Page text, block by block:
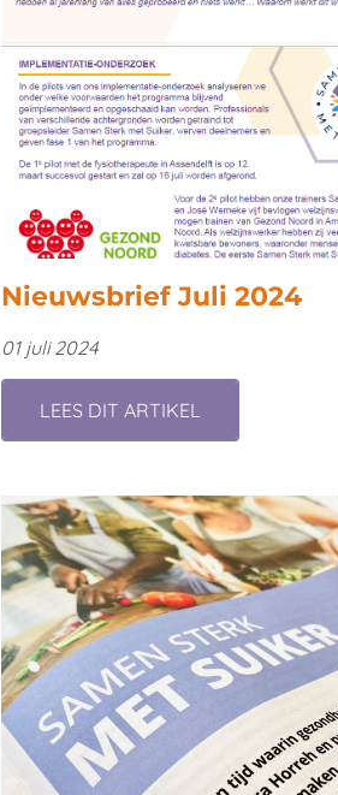
Nieuwsbrief Juli 2024
01 juli 2024
LEES DIT ARTIKEL